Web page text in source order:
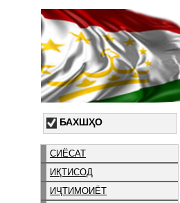
БАХШҲО
СИЁСАТ
ИҚТИСОД
ИҶТИМОИЁТ